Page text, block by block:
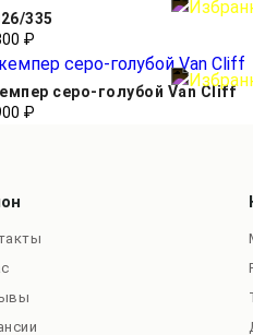
335
₽
серо-голубой Van Cliff
₽